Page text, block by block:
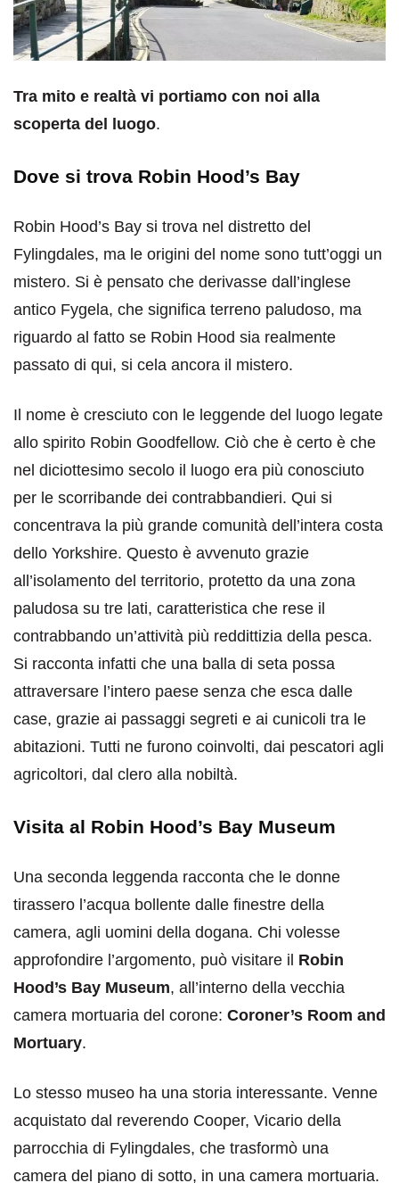
Tra mito e realtà vi portiamo con noi alla
scoperta del luogo.
Dove si trova Robin Hood’s Bay
Robin Hood’s Bay si trova nel distretto del
Fylingdales, ma le origini del nome sono tutt’oggi un
mistero. Si è pensato che derivasse dall’inglese
antico Fygela, che significa terreno paludoso, ma
riguardo al fatto se Robin Hood sia realmente
passato di qui, si cela ancora il mistero.
Il nome è cresciuto con le leggende del luogo legate
allo spirito Robin Goodfellow. Ciò che è certo è che
nel diciottesimo secolo il luogo era più conosciuto
per le scorribande dei contrabbandieri. Qui si
concentrava la più grande comunità dell’intera costa
dello Yorkshire. Questo è avvenuto grazie
all’isolamento del territorio, protetto da una zona
paludosa su tre lati, caratteristica che rese il
contrabbando un’attività più reddittizia della pesca.
Si racconta infatti che una balla di seta possa
attraversare l’intero paese senza che esca dalle
case, grazie ai passaggi segreti e ai cunicoli tra le
abitazioni. Tutti ne furono coinvolti, dai pescatori agli
agricoltori, dal clero alla nobiltà.
Visita al Robin Hood’s Bay Museum
Una seconda leggenda racconta che le donne
tirassero l’acqua bollente dalle finestre della
camera, agli uomini della dogana. Chi volesse
approfondire l’argomento, può visitare il Robin
Hood’s Bay Museum, all’interno della vecchia
camera mortuaria del corone: Coroner’s Room and
Mortuary.
Lo stesso museo ha una storia interessante. Venne
acquistato dal reverendo Cooper, Vicario della
parrocchia di Fylingdales, che trasformò una
camera del piano di sotto, in una camera mortuaria.